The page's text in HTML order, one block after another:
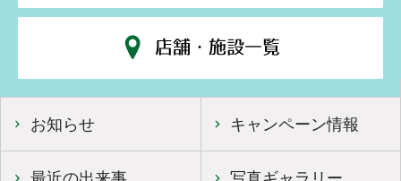
店舗・施設一覧
お知らせ キャンペーン情報